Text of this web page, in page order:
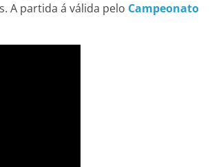
A partida á válida pelo Campeonato